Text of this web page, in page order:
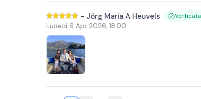
- Jörg Maria A Heuvels Verificata
Lunedì 6 Apr 2026, 18:00